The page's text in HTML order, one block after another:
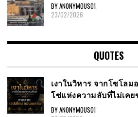
BY ANONYMOUS01
23/02/2026
QUOTES
เงาในวิหาร จากโซโล
โซ่แห่งความลับที่ไม่เค
BY ANONYMOUS01